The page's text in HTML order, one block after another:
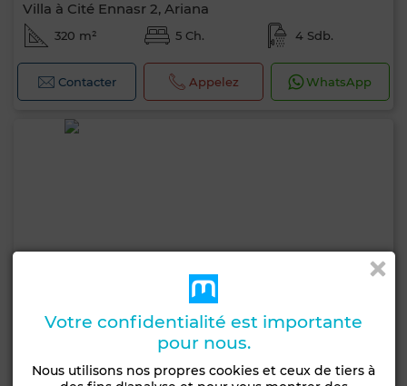
Villa à Cité Ennasr 2, Ariana
320 m² 5 Ch. 4 Sdb.
Contacter Appelez WhatsApp
Votre confidentialité est importante
pour nous.
Nous utilisons nos propres cookies et ceux de tiers à